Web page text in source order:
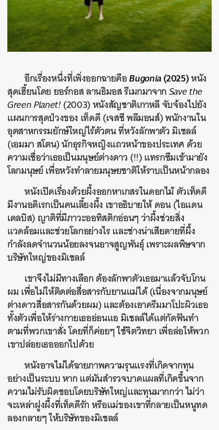
อีกเรื่องหนึ่งที่เพิ่งออกฉายคือBugonia(2025)หนัง
สุดเฮี้ยนโดย ยอร์กอส ลานธิมอส รีเมกมาจากSave the
Green Planet!(2003​) หนังสัญชาติเกาหลี จับจ้องไปยัง
แผนการสุดป่วงของ เท็ดดี (เจสซี พลีมอนส์) พนักงานใน
อุตสาหกรรมยักษ์ใหญ่ไร้ตัวตน ที่หวังลักพาตัว มิเชลล์
(เอมมา สโตน) นักธุรกิจหญิงแถวหน้าของประเทศ ด้วย
ความเชื่อว่าเธอเป็นมนุษย์ต่างดาว (!!) แทรกซึมเข้ามายัง
โลกมนุษย์ เพื่อหวังทำลายมนุษยชาติให้ราบเป็นหน้ากลอง
หนังเปิดเรื่องด้วยผึ้งออกหาเกสรในดอกไม้ ตัวเท็ดดี
มีงานอดิเรกเป็นคนเลี้ยงผึ้ง เขาอธิบายให้ ดอน (ไอแดน
เดลบิส) ญาติที่มีภาวะออทิสติกอ่อนๆ ว่าผึ้งช่วยสิ่ง
แวดล้อมและช่วยโลกอย่างไร และช่างน่าเสียดายที่ผึ้ง
กำลังลดจำนวนน้อยลงจนอาจสูญพันธุ์ เพราะผลพิษจาก
บริษัทใหญ่ของมิเชลล์
เขาจึงไม่มีทางเลือก ต้องลักพาตัวเธอมาแล้วจับโกน
ผม เพื่อไม่ให้ติดต่อสื่อสารกับยานแม่ได้ (เนื่องจากมนุษย์
ต่างดาวสื่อสารกันด้วยผม) และต้องเอาครีมมาโปะผิวเธอ
ทั้งตัวเพื่อให้ร่างกายเธออ่อนแอ มิเชลล์ได้แต่กัดฟันทำ
ตามที่พวกเขาสั่ง โดยที่ก็ค่อยๆ ใช้จิตวิทยา เพื่อล่อให้พวก
เขาปล่อยเธอออกไปด้วย
หนังอาจไม่ได้ฉายภาพความรุนแรงที่เกิดจากทุน
อย่างเป็นระบบ หาก แต่มันสำรวจบาดแผลที่เกิดขึ้นจาก
ความไม่รับผิดชอบโดยบริษัทใหญ่และทุนมากกว่า ไม่ว่า
จะเหล่าฝูงผึ้งที่เท็ดดีรัก หรือแม่ของเขาที่กลายเป็นหนูทด
ลองกลายๆ ให้บริษัทของมิเชลล์